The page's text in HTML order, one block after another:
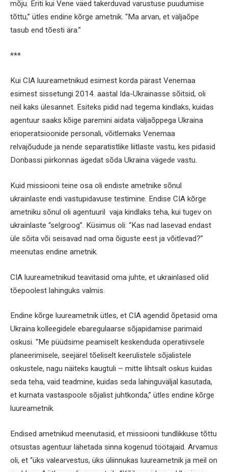
mõju. Eriti kui Vene väed takerduvad varustuse puudumise
tõttu,” ütles endine kõrge ametnik. “Ma arvan, et väljaõpe
tasub end tõesti ära.”
***
Kui CIA luureametnikud esimest korda pärast Venemaa
esimest sissetungi 2014. aastal Ida-Ukrainasse sõitsid, oli
neil kaks ülesannet. Esiteks pidid nad tegema kindlaks, kuidas
agentuur saaks kõige paremini aidata väljaõppega Ukraina
erioperatsioonide personali, võitlemaks Venemaa
relvajõudude ja nende separatistlike liitlaste vastu, kes pidasid
Donbassi piirkonnas ägedat sõda Ukraina vägede vastu.
Kuid missiooni teine osa oli endiste ametnike sõnul
ukrainlaste endi vastupidavuse testimine. Endise CIA kõrge
ametniku sõnul oli agentuuril vaja kindlaks teha, kui tugev on
ukrainlaste “selgroog”. Küsimus oli: “Kas nad lasevad endast
üle sõita või seisavad nad oma õiguste eest ja võitlevad?”
meenutas endine ametnik.
CIA luureametnikud teavitasid oma juhte, et ukrainlased olid
tõepoolest lahinguks valmis.
Endine kõrge luureametnik ütles, et CIA agendid õpetasid oma
Ukraina kolleegidele ebaregulaarse sõjapidamise parimaid
oskusi. “Me püüdsime peamiselt keskenduda operatiivsele
planeerimisele, seejärel tõeliselt keerulistele sõjalistele
oskustele, nagu näiteks kaugtuli – mitte lihtsalt oskus kuidas
seda teha, vaid teadmine, kuidas seda lahinguväljal kasutada,
et kurnata vastaspoole sõjalist juhtkonda,” ütles endine kõrge
luureametnik.
Endised ametnikud meenutasid, et missiooni tundlikkuse tõttu
otsustas agentuur lähetada sinna kogenud töötajaid. Arvamus
oli, et “üks valearvestus, üks üliinnukas luureametnik ja meil on